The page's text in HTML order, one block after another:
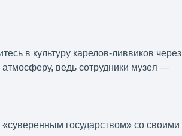
в культуру карелов-ливвиков через
атмосферу, ведь сотрудники музея —
государством» со своими